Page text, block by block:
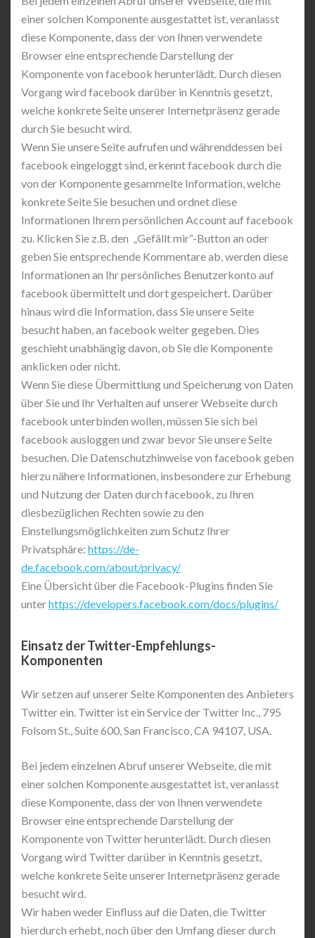
einer solchen Komponente ausgestattet ist, veranlasst
diese Komponente, dass der von Ihnen verwendete
Browser eine entsprechende Darstellung der
Komponente von facebook herunterlädt. Durch diesen
Vorgang wird facebook darüber in Kenntnis gesetzt,
welche konkrete Seite unserer Internetpräsenz gerade
durch Sie besucht wird.
Wenn Sie unsere Seite aufrufen und währenddessen bei
facebook eingeloggt sind, erkennt facebook durch die
von der Komponente gesammelte Information, welche
konkrete Seite Sie besuchen und ordnet diese
Informationen Ihrem persönlichen Account auf facebook
zu. Klicken Sie z.B. den „Gefällt mir“-Button an oder
geben Sie entsprechende Kommentare ab, werden diese
Informationen an Ihr persönliches Benutzerkonto auf
facebook übermittelt und dort gespeichert. Darüber
hinaus wird die Information, dass Sie unsere Seite
besucht haben, an facebook weiter gegeben. Dies
geschieht unabhängig davon, ob Sie die Komponente
anklicken oder nicht.
Wenn Sie diese Übermittlung und Speicherung von Daten
über Sie und Ihr Verhalten auf unserer Webseite durch
facebook unterbinden wollen, müssen Sie sich bei
facebook ausloggen und zwar bevor Sie unsere Seite
besuchen. Die Datenschutzhinweise von facebook geben
hierzu nähere Informationen, insbesondere zur Erhebung
und Nutzung der Daten durch facebook, zu Ihren
diesbezüglichen Rechten sowie zu den
Einstellungsmöglichkeiten zum Schutz Ihrer
Privatsphäre: https://de-
de.facebook.com/about/privacy/
Eine Übersicht über die Facebook-Plugins finden Sie
unterhttps://developers.facebook.com/docs/plugins/
Einsatz der Twitter-Empfehlungs-
Komponenten
Wir setzen auf unserer Seite Komponenten des Anbieters
Twitter ein. Twitter ist ein Service der Twitter Inc., 795
Folsom St., Suite 600, San Francisco, CA 94107, USA.
Bei jedem einzelnen Abruf unserer Webseite, die mit
einer solchen Komponente ausgestattet ist, veranlasst
diese Komponente, dass der von Ihnen verwendete
Browser eine entsprechende Darstellung der
Komponente von Twitter herunterlädt. Durch diesen
Vorgang wird Twitter darüber in Kenntnis gesetzt,
welche konkrete Seite unserer Internetpräsenz gerade
besucht wird.
Wir haben weder Einfluss auf die Daten, die Twitter
hierdurch erhebt, noch über den Umfang dieser durch